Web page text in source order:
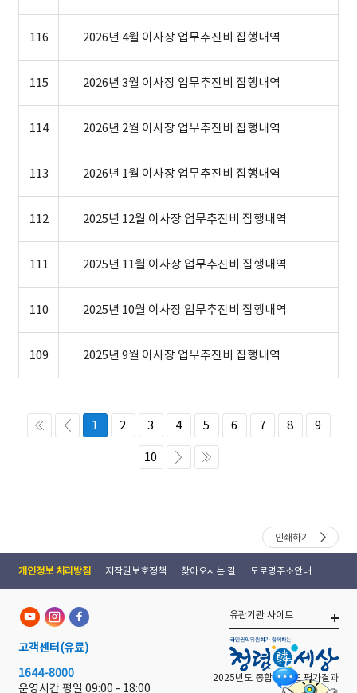
116 2026년 4월 이사장 업무추진비 집행내역
115 2026년 3월 이사장 업무추진비 집행내역
114 2026년 2월 이사장 업무추진비 집행내역
113 2026년 1월 이사장 업무추진비 집행내역
112 2025년 12월 이사장 업무추진비 집행내역
111 2025년 11월 이사장 업무추진비 집행내역
110 2025년 10월 이사장 업무추진비 집행내역
109 2025년 9월 이사장 업무추진비 집행내역
1 2 3 4 5 6 7 8 9
10
인쇄하기
개인정보 처리방침 저작권보호정책 찾아오시는 길 도로명주소안내
고객센터 (유료)
1644-8000
운영시간 평일 09:00 - 18:00
유관기관 사이트
2025년도 종합 청렴도 평가결과